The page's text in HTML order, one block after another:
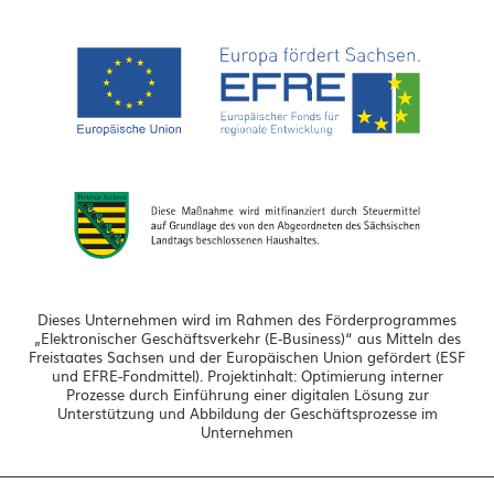
Dieses Unternehmen wird im Rahmen des Förderprogrammes
„Elektronischer Geschäftsverkehr (E-Business)“ aus Mitteln des
Freistaates Sachsen und der Europäischen Union gefördert (ESF
und EFRE-Fondmittel). Projektinhalt: Optimierung interner
Prozesse durch Einführung einer digitalen Lösung zur
Unterstützung und Abbildung der Geschäftsprozesse im
Unternehmen